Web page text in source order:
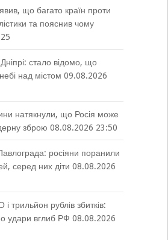
що багато країн проти
та пояснив чому
стало відомо, що
над містом 09.08.2026
натякнули, що Росія може
зброю 08.08.2026 23:50
росіяни поранили
серед них діти 08.08.2026
трильйон рублів збитків:
удари вглиб РФ 08.08.2026